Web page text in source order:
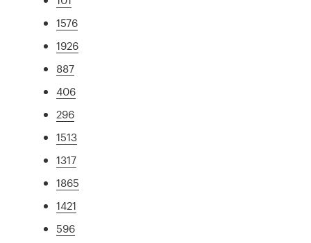
1576
1926
887
406
296
1513
1317
1865
1421
596